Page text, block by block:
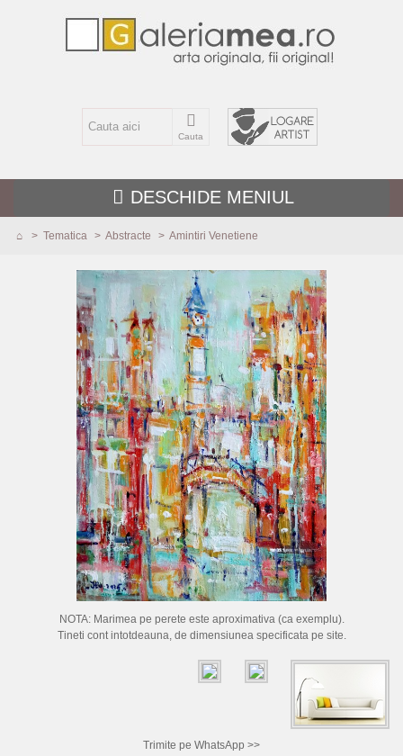
Cauta
DESCHIDE MENIUL
CUM CUMPAR TABLOURI
LISTA ARTISTI
CUM VAND TABLOURI
PORTRETE LA COMANDA
> Tematica > Abstracte > Amintiri Venetiene
NOTA: Marimea pe perete este aproximativa (ca exemplu).
Tineti cont intotdeauna, de dimensiunea specificata pe site.
Trimite pe WhatsApp >>